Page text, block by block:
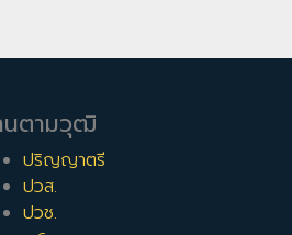
นตามวุฒิ
ปริญญาตรี
ปวส.
ปวช.